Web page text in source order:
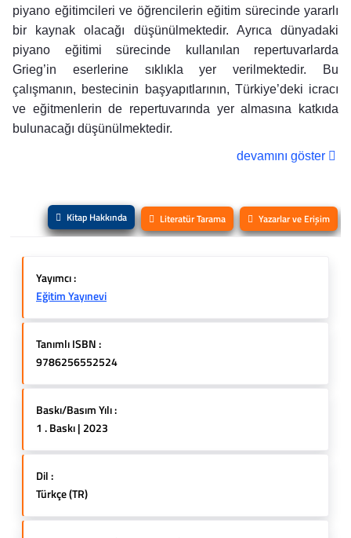
piyano eğitimcileri ve öğrencilerin eğitim sürecinde yararlı
bir kaynak olacağı düşünülmektedir. Ayrıca dünyadaki
piyano eğitimi sürecinde kullanılan repertuvarlarda
Grieg’in eserlerine sıklıkla yer verilmektedir. Bu
çalışmanın, bestecinin başyapıtlarının, Türkiye’deki icracı
ve eğitmenlerin de repertuvarında yer almasına katkıda
bulunacağı düşünülmektedir.
devamını göster
Kitap Hakkında Literatür Tarama Yazarlar ve Erişim
Yayımcı :
Eğitim Yayınevi
Tanımlı ISBN :
9786256552524
Baskı/Basım Yılı :
1 . Baskı | 2023
Dil :
Türkçe (TR)